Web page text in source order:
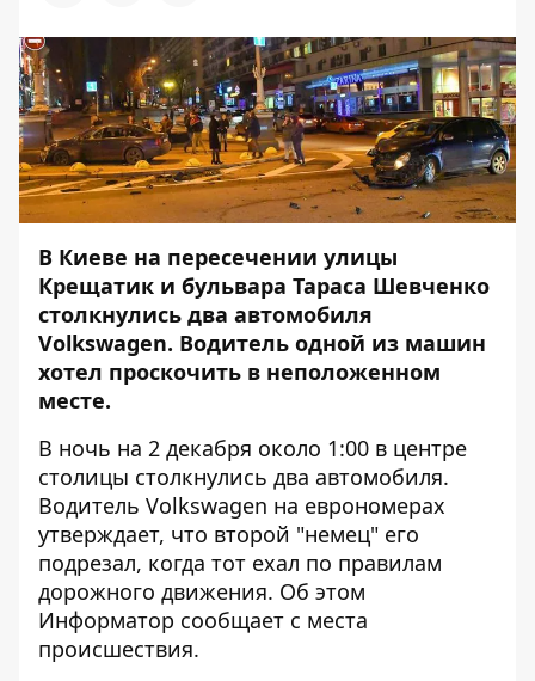
В Киеве на пересечении улицы
Крещатик и бульвара Тараса Шевченко
столкнулись два автомобиля
Volkswagen. Водитель одной из машин
хотел проскочить в неположенном
месте.
В ночь на 2 декабря около 1:00 в центре
столицы столкнулись два автомобиля.
Водитель Volkswagen на еврономерах
утверждает, что второй "немец" его
подрезал, когда тот ехал по правилам
дорожного движения. Об этом
Информатор сообщает с места
происшествия.